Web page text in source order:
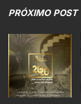
PRÓXIMO POST